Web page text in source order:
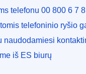
telefonu 00 800 6 7
telefoninio ryšio
naudodamiesi
iš ES biurų